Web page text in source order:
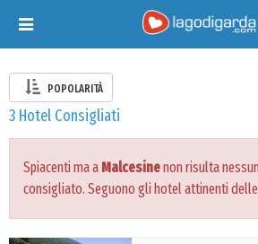
Toggle
navigation
POPOLARITÀ
3 Hotel Consigliati
Spiacenti ma a Malcesinenon risulta
consigliato. Seguono gli hotel attinenti